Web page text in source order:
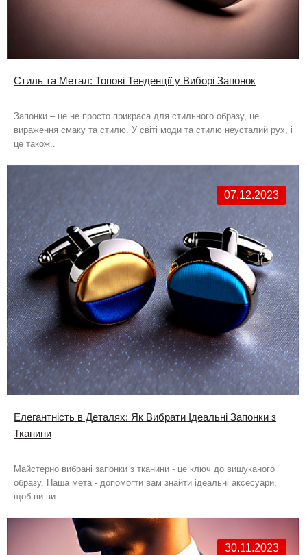
Стиль та Метал: Топові Тенденції у Виборі Запонок
Запонки – це не просто прикраса для стильного образу, це
вираження смаку та стилю. У світі моди та стилю неусталий рух, і
це також..
07.12.2023
Елегантність в Деталях: Як Вибрати Ідеальні Запонки з
Тканини
Майстерно вибрані запонки з тканини - це ключ до вишуканого
образу. Наша мета - допомогти вам знайти ідеальні аксесуари,
щоб ви ви..
30.11.2023